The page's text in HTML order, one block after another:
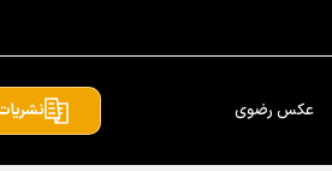
عکس رضوی